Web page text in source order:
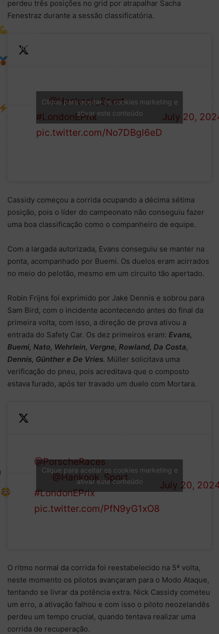
perdeu três posições no grid por atrapalhar Sacha
Fenestraz durante a sessão classificatória.
Pole
10!@Hankook_Sport
#LondonEPrix
pic.twitter.com/No7DBgl6eD
July 20,
Clique para aceitar os cookies marketing e
ativar este conteúdo
Cassidy começou a corrida ocupando a décima sétima
posição, pois o líder do campeonato não conseguiu fazer
uma boa classificação como o companheiro de equipe.
Com a largada autorizada, Evans conseguiu se manter na
ponta, acompanhado por Buemi. Os duelos eram acirrados
no meio do pelotão, mesmo em um circuito tão apertado.
Robin Frijns foi exprimido por Jake Dennis e sobrou para
Sam Bird, com o incidente acontecendo antes do final da
primeira volta, com isso, a direção de prova ativou a
entrada do Safety Car. Os dez primeiros eram: Evans,
Buemi, Nato, Wehrlein, Vergne, Rowland, Da Costa,
Dennis, Günther e De Vries. Müller solicitava uma
verificação do pneu, pois acreditava que o composto
estava furado, após ter travado um duelo com Mortara.
@PorscheRacesSafety
@Hankook_Sport
#LondonEPrix
pic.twitter.com/PfN9yG1xO8
July 20,
Clique para aceitar os cookies marketing e
ativar este conteúdo
O ritmo normal da corrida foi reestabelecido na 5ª volta,
neste momento os pilotos avançaram para o Modo Ataque,
tentando se livrar da potência extra. Nick Cassidy cometeu
um erro, a ativação falhou e com isso o piloto neozelandês
perdeu um tempo crucial, quando tentava realizar uma
corrida de recuperação.